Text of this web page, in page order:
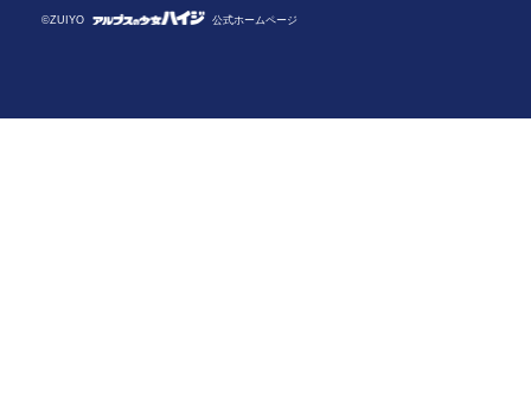
©ZUIYO 公式ホームページ